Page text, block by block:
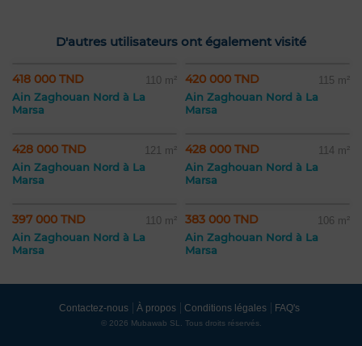
D'autres utilisateurs ont également visité
418 000 TND 110 m²
Ain Zaghouan Nord à La
Marsa
420 000 TND 115 m²
Ain Zaghouan Nord à La
Marsa
428 000 TND 121 m²
Ain Zaghouan Nord à La
Marsa
428 000 TND 114 m²
Ain Zaghouan Nord à La
Marsa
397 000 TND 110 m²
Ain Zaghouan Nord à La
Marsa
383 000 TND 106 m²
Ain Zaghouan Nord à La
Marsa
Contactez-nous À propos Conditions légales FAQ's
© 2026 Mubawab SL. Tous droits réservés.